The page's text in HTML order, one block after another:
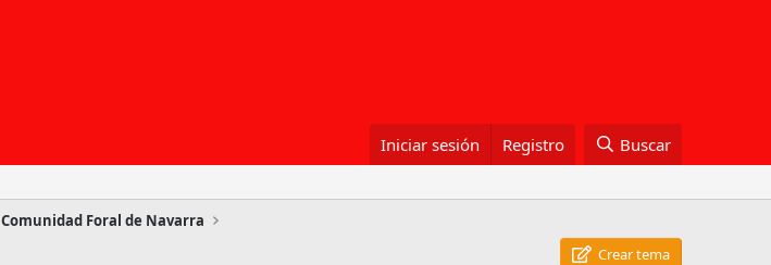
Iniciar sesión Registro Buscar
Comunidad Foral de Navarra
Crear tema